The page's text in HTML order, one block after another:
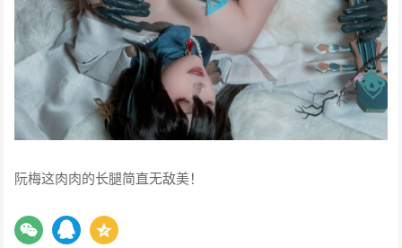
阮梅这肉肉的长腿简直无敌美！